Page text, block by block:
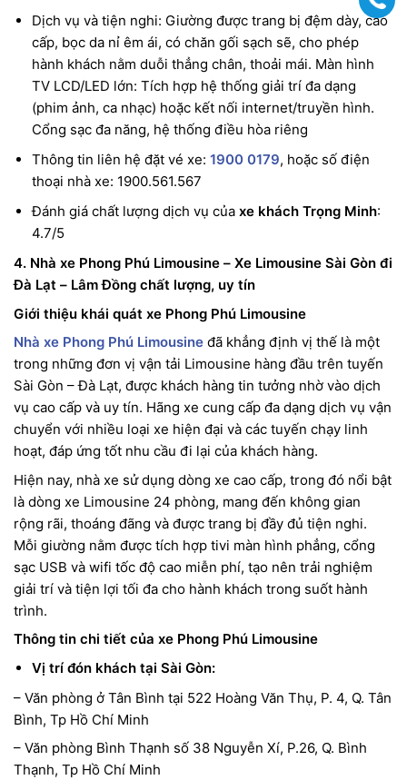
Dịch vụ và tiện nghi: Giường được trang bị đệm dày, cao
cấp, bọc da nỉ êm ái, có chăn gối sạch sẽ, cho phép
hành khách nằm duỗi thẳng chân, thoải mái. Màn hình
TV LCD/LED lớn: Tích hợp hệ thống giải trí đa dạng
(phim ảnh, ca nhạc) hoặc kết nối internet/truyền hình.
Cổng sạc đa năng, hệ thống điều hòa riêng
Thông tin liên hệ đặt vé xe: 1900 0179, hoặc số điện
thoại nhà xe: 1900.561.567
Đánh giá chất lượng dịch vụ của xe khách Trọng Minh:
4.7/5
4. Nhà xe Phong Phú Limousine – Xe Limousine Sài Gòn đi
Đà Lạt – Lâm Đồng chất lượng, uy tín
Giới thiệu khái quát xe Phong Phú Limousine
Nhà xe Phong Phú Limousine đã khẳng định vị thế là một
trong những đơn vị vận tải Limousine hàng đầu trên tuyến
Sài Gòn – Đà Lạt, được khách hàng tin tưởng nhờ vào dịch
vụ cao cấp và uy tín. Hãng xe cung cấp đa dạng dịch vụ vận
chuyển với nhiều loại xe hiện đại và các tuyến chạy linh
hoạt, đáp ứng tốt nhu cầu đi lại của khách hàng.
Hiện nay, nhà xe sử dụng dòng xe cao cấp, trong đó nổi bật
là dòng xe Limousine 24 phòng, mang đến không gian
rộng rãi, thoáng đãng và được trang bị đầy đủ tiện nghi.
Mỗi giường nằm được tích hợp tivi màn hình phẳng, cổng
sạc USB và wifi tốc độ cao miễn phí, tạo nên trải nghiệm
giải trí và tiện lợi tối đa cho hành khách trong suốt hành
trình.
Thông tin chi tiết của xe Phong Phú Limousine
Vị trí đón khách tại Sài Gòn:
– Văn phòng ở Tân Bình tại 522 Hoàng Văn Thụ, P. 4, Q. Tân
Bình, Tp Hồ Chí Minh
– Văn phòng Bình Thạnh số 38 Nguyễn Xí, P.26, Q. Bình
Thạnh, Tp Hồ Chí Minh